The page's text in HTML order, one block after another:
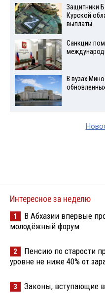
Защитники
Курской
выплаты
Санкции
В вузах
Интересное за неделю
1
В Абхазии впервые
молодёжный форум
2
Пенсию по старости
уровне не ниже 40% от
3 Законы, вступающие в